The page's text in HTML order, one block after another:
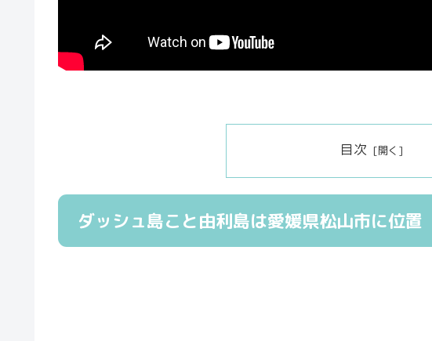
目次
ダッシュ島こと由利島は愛媛県松山市に位置